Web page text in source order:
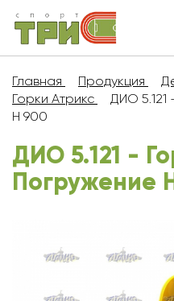
Главная Продукция
Горки Атрикс
ДИО 5.121
Н 900
ДИО 5.121 -
Погружение